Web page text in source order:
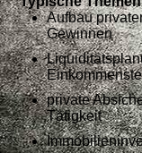
Aufbau
Gewinnen
private
Tätigkeit